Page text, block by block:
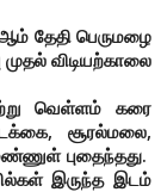
தேதி பெருமழை
விடியற்காலை
வெள்ளம் கரை
சூரல்மலை,
மண்ணுள் புதைந்தது.
இருந்த இடம்